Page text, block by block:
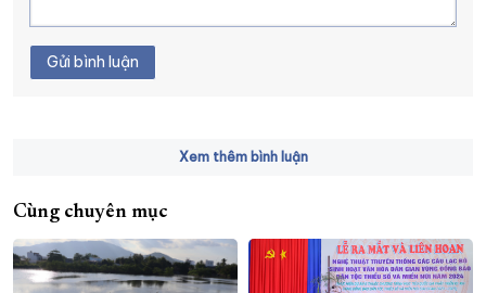
Gửi bình luận
Xem thêm bình luận
Cùng chuyên mục